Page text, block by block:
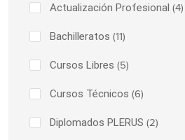
Actualización Profesional (4)
Bachilleratos (11)
Cursos Libres (5)
Cursos Técnicos (6)
Diplomados PLERUS (2)